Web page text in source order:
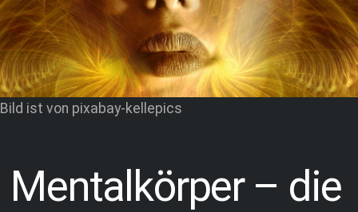
Bild ist von pixabay-kellepics
Mentalkörper – die